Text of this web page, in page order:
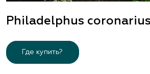
Philadelphus
Где купить?